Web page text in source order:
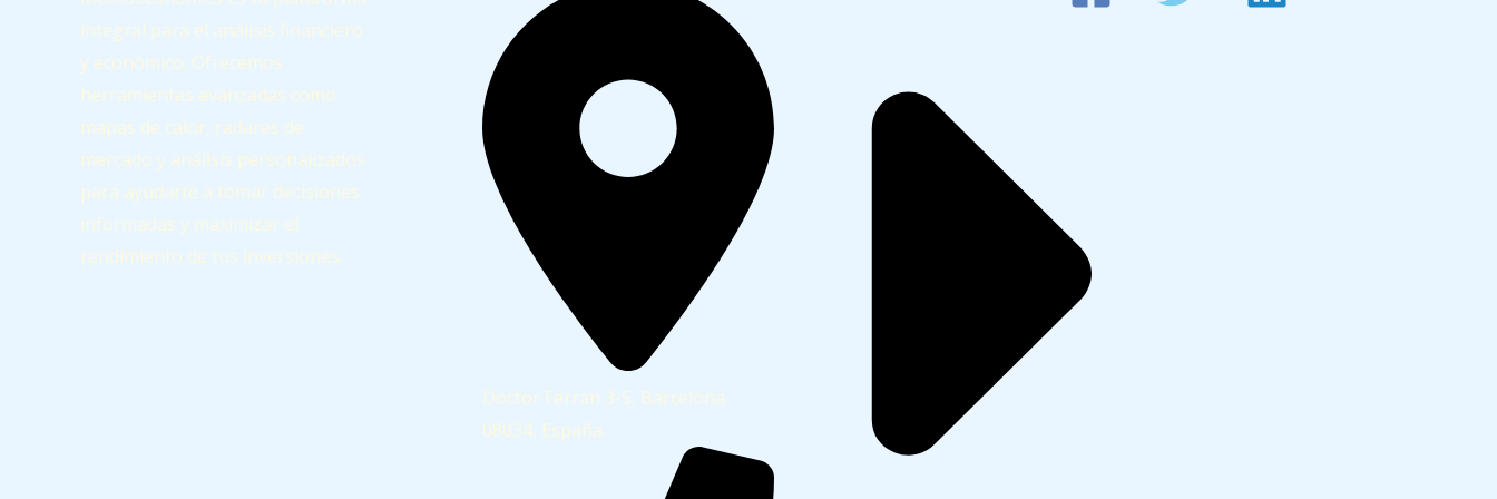
integral para el análisis financiero
y económico. Ofrecemos
herramientas avanzadas como
mapas de calor, radares de
mercado y análisis personalizados
para ayudarte a tomar decisiones
informadas y maximizar el
rendimiento de tus inversiones.
Doctor Ferran 3-5, Barcelona
08034, España.